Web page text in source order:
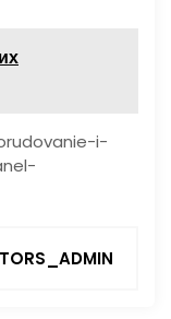
i-